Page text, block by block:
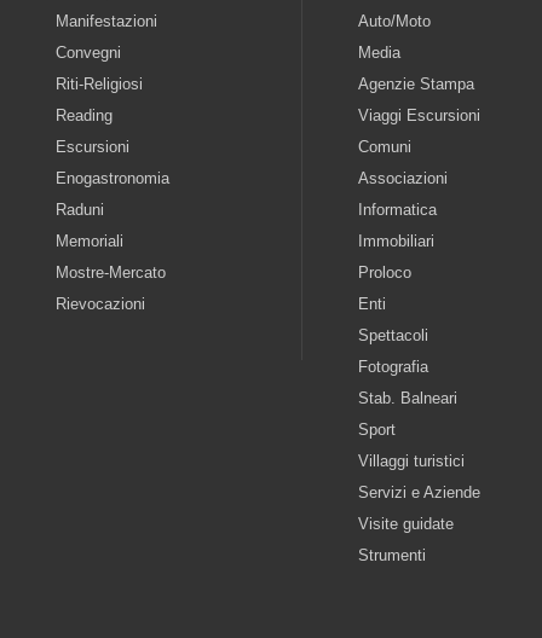
Manifestazioni
Convegni
Riti-Religiosi
Reading
Escursioni
Enogastronomia
Raduni
Memoriali
Mostre-Mercato
Rievocazioni
Auto/Moto
Media
Agenzie Stampa
Viaggi Escursioni
Comuni
Associazioni
Informatica
Immobiliari
Proloco
Enti
Spettacoli
Fotografia
Stab. Balneari
Sport
Villaggi turistici
Servizi e Aziende
Visite guidate
Strumenti